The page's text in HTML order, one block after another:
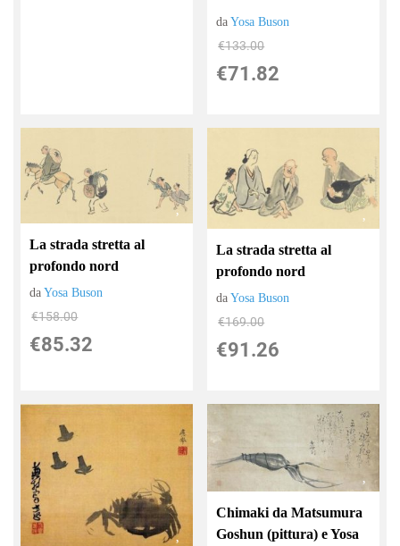
daYosa Buson
€133.00
€71.82
La strada stretta al
profondo nord
daYosa Buson
€158.00
€85.32
La strada stretta al
profondo nord
daYosa Buson
€169.00
€91.26
Chimaki da Matsumura
Goshun (pittura) e Yosa